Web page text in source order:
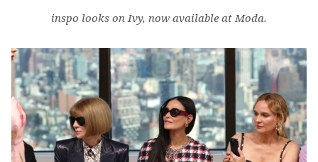
inspo looks on Ivy, now available at Moda.